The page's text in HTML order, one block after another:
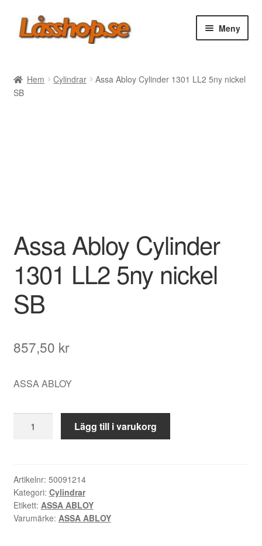
Hoppa
till
Hoppa
till
Meny
Rea
Hem Cylindrar
Assa Abloy Cylinder 1301 LL2 5ny nickel
SB
Assa Abloy Cylinder
1301 LL2 5ny nickel
SB
857,50 kr
ASSA ABLOY
Abloy
LL2
5ny
nickel
SB
Lägg till i varukorg
Artikelnr: 50091214
Kategori: Cylindrar
Etikett: ASSA ABLOY
Varumärke: ASSA ABLOY